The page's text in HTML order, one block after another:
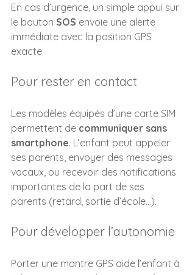
En cas d’urgence, un simple appui sur
le bouton SOS envoie une alerte
immédiate avec la position GPS
exacte.
Pour rester en contact
Les modèles équipés d’une carte SIM
permettent de communiquer sans
smartphone. L’enfant peut appeler
ses parents, envoyer des messages
vocaux, ou recevoir des notifications
importantes de la part de ses
parents (retard, sortie d’école…).
Pour développer l’autonomie
Porter une montre GPS aide l’enfant à